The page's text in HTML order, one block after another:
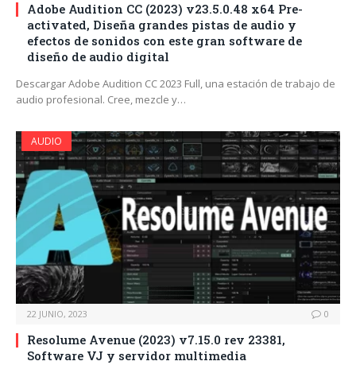
Adobe Audition CC (2023) v23.5.0.48 x64 Pre-
activated, Diseña grandes pistas de audio y
efectos de sonidos con este gran software de
diseño de audio digital
Descargar Adobe Audition CC 2023 Full, una estación de trabajo de
audio profesional. Cree, mezcle y…
AUDIO
22 JUNIO, 2023 0
Resolume Avenue (2023) v7.15.0 rev 23381,
Software VJ y servidor multimedia